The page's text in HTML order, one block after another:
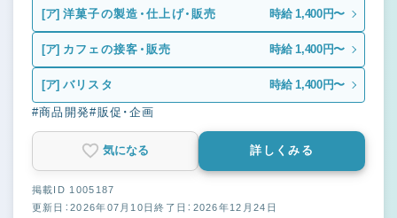
[ア] 洋菓子の製造・仕上げ・販売 時給 1,400円〜
[ア] カフェの接客・販売 時給 1,400円〜
[ア] バリスタ 時給 1,400円〜
#商品開発#販促・企画
気になる 詳しくみる
掲載ID 1005187
更新日：2026年07月10日終了日：2026年12月24日